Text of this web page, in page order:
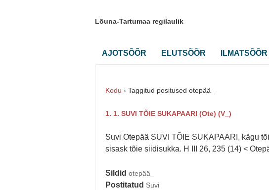
Lõuna-Tartumaa regilaulik
AJOTSÕÕR ELUTSÕÕR ILMATSÕÕR
Kodu › Taggitud positused otepää_
1. 1. SUVI TÕIE SUKAPAARI (Ote) (V_)
Suvi Otepää SUVI TÕIE SUKAPAARI, kägu
sisask tõie siidisukka. H III 26, 235 (14) <
Sildid otepää_
Postitatud Suvi